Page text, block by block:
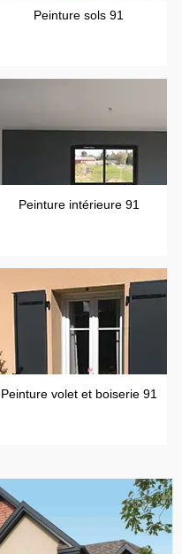
Peinture sols 91
Peinture intérieure 91
Peinture volet et boiserie 91